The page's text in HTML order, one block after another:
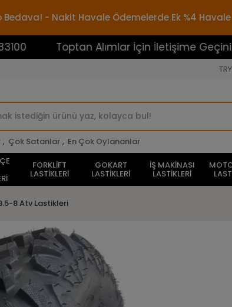
Bedava! - Nakit Havale Ödemelerde Ek %4
Toptan Alımlar İçin İletişime Geçiniz :
, Çok Satanlar , En Çok Oylananlar
FORKLİFT
LASTİKLERİ
GOKART
LASTİKLERİ
İŞ MAKİNASI
LASTİKLERİ
8 Atv Lastikleri